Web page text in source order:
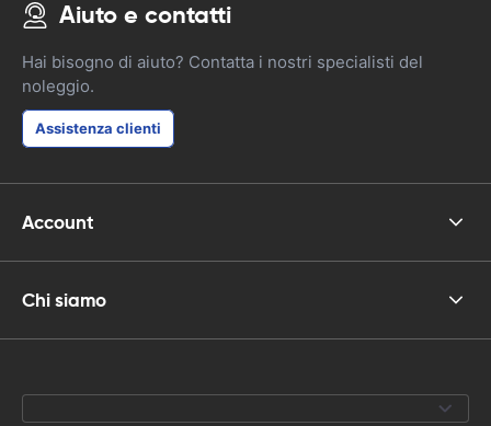
Aiuto e contatti
Hai bisogno di aiuto? Contatta i nostri specialisti del
noleggio.
Assistenza clienti
Account
Chi siamo